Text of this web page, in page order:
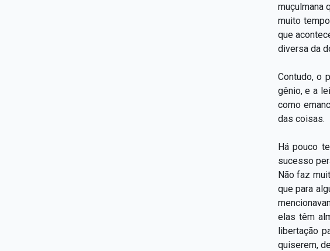
muçulmana
muito
que
diversa da
Contudo, o
gênio, e a
como
das coisas.
Há pouco
sucesso
Não faz
que para
elas têm
libertação
quiserem,